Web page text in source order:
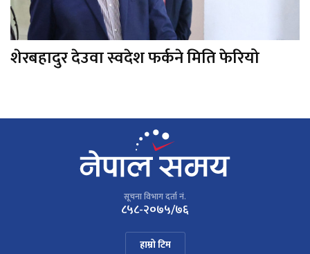
शेरबहादुर देउवा स्वदेश फर्कने मिति फेरियो
सूचना विभाग दर्ता नं.
८५८-२०७५/७६
हाम्रो टिम